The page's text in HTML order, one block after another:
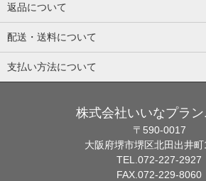
返品について
配送・送料について
支払い方法について
株式会社いいなプラ
〒590-0017
大阪府堺市堺区北田出井
TEL.072-227-2927
FAX.072-229-8060